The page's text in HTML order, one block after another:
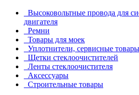
Высоковольтные провода для
двигателя
Ремни
Товары для моек
Уплотнители, сервисные товары
Щетки стеклоочистителей
Ленты стеклоочистителя
Аксессуары
Строительные товары